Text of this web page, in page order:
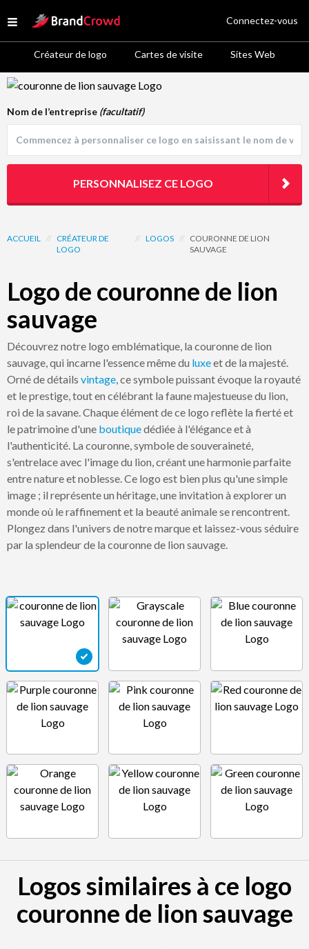
Open menu
Site Logo
Créateur de logo Cartes de visite Sites Web
Connectez-vous
Logo Template Preview
ACCUEIL // CRÉATEUR DE
LOGO
// LOGOS //
COURONNE DE LION
SAUVAGE
Logo de couronne de lion
sauvage
Découvrez notre logo emblématique, la couronne de lion
sauvage, qui incarne l'essence même du luxeet de la majesté.
Orné de détails vintage, ce symbole puissant évoque la royauté
et le prestige, tout en célébrant la faune majestueuse du lion,
roi de la savane. Chaque élément de ce logo reflète la fierté et
le patrimoine d'une boutiquedédiée à l'élégance et à
l'authenticité. La couronne, symbole de souveraineté,
s'entrelace avec l'image du lion, créant une harmonie parfaite
entre nature et noblesse. Ce logo est bien plus qu'une simple
image ; il représente un héritage, une invitation à explorer un
monde où le raffinement et la beauté animale se rencontrent.
Plongez dans l'univers de notre marque et laissez-vous séduire
par la splendeur de la couronne de lion sauvage.
Nom de l’entreprise (facultatif)
PERSONNALISEZ CE LOGO
Logos similaires à ce logo
couronne de lion sauvage